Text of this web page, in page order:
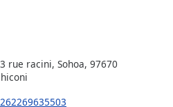
rue racini, Sohoa, 97670